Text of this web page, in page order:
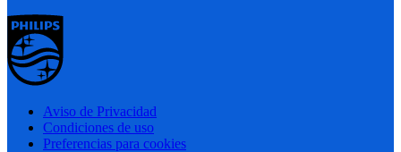
Aviso de Privacidad
Condiciones de uso
Preferencias para cookies